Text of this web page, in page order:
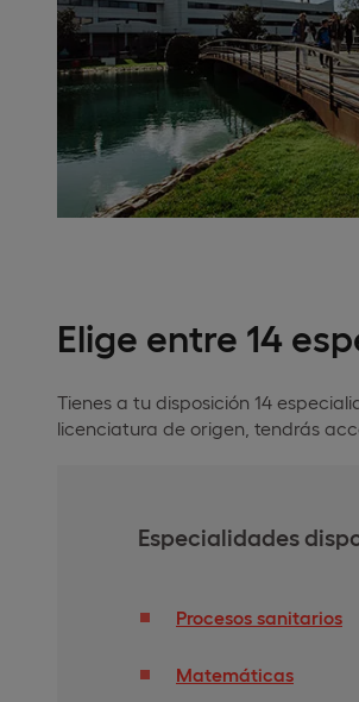
Elige entre 14
Tienes a tu disposición 14
licenciatura de origen, tendrás
Especialidades
Procesos sanitarios
Matemáticas